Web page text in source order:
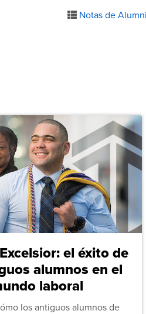
Notas de Alumni
el éxito de
alumnos en el
laboral
los antiguos alumnos de